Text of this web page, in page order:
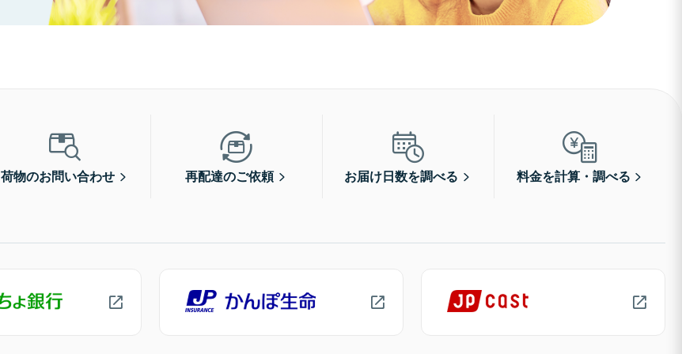
荷物のお問い合わせ 再配達のご依頼 お届け日数を調べる 料金を計算・調べる